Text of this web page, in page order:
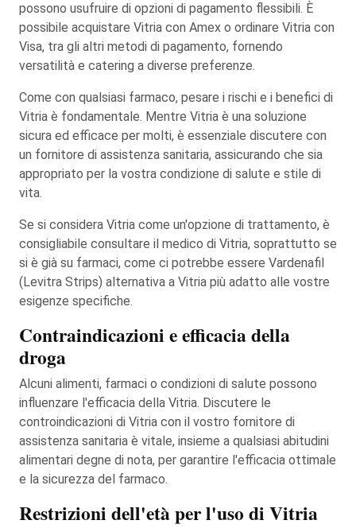
possono usufruire di opzioni di pagamento flessibili. È
possibile acquistare Vitria con Amex o ordinare Vitria con
Visa, tra gli altri metodi di pagamento, fornendo
versatilità e catering a diverse preferenze.
Come con qualsiasi farmaco, pesare i rischi e i benefici di
Vitria è fondamentale. Mentre Vitria è una soluzione
sicura ed efficace per molti, è essenziale discutere con
un fornitore di assistenza sanitaria, assicurando che sia
appropriato per la vostra condizione di salute e stile di
vita.
Se si considera Vitria come un'opzione di trattamento, è
consigliabile consultare il medico di Vitria, soprattutto se
si è già su farmaci, come ci potrebbe essere Vardenafil
(Levitra Strips) alternativa a Vitria più adatto alle vostre
esigenze specifiche.
Contraindicazioni e efficacia della
droga
Alcuni alimenti, farmaci o condizioni di salute possono
influenzare l'efficacia della Vitria. Discutere le
controindicazioni di Vitria con il vostro fornitore di
assistenza sanitaria è vitale, insieme a qualsiasi abitudini
alimentari degne di nota, per garantire l'efficacia ottimale
e la sicurezza del farmaco.
Restrizioni dell'età per l'uso di Vitria